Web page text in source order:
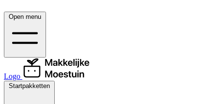
Open menu
Logo
Startpakketten